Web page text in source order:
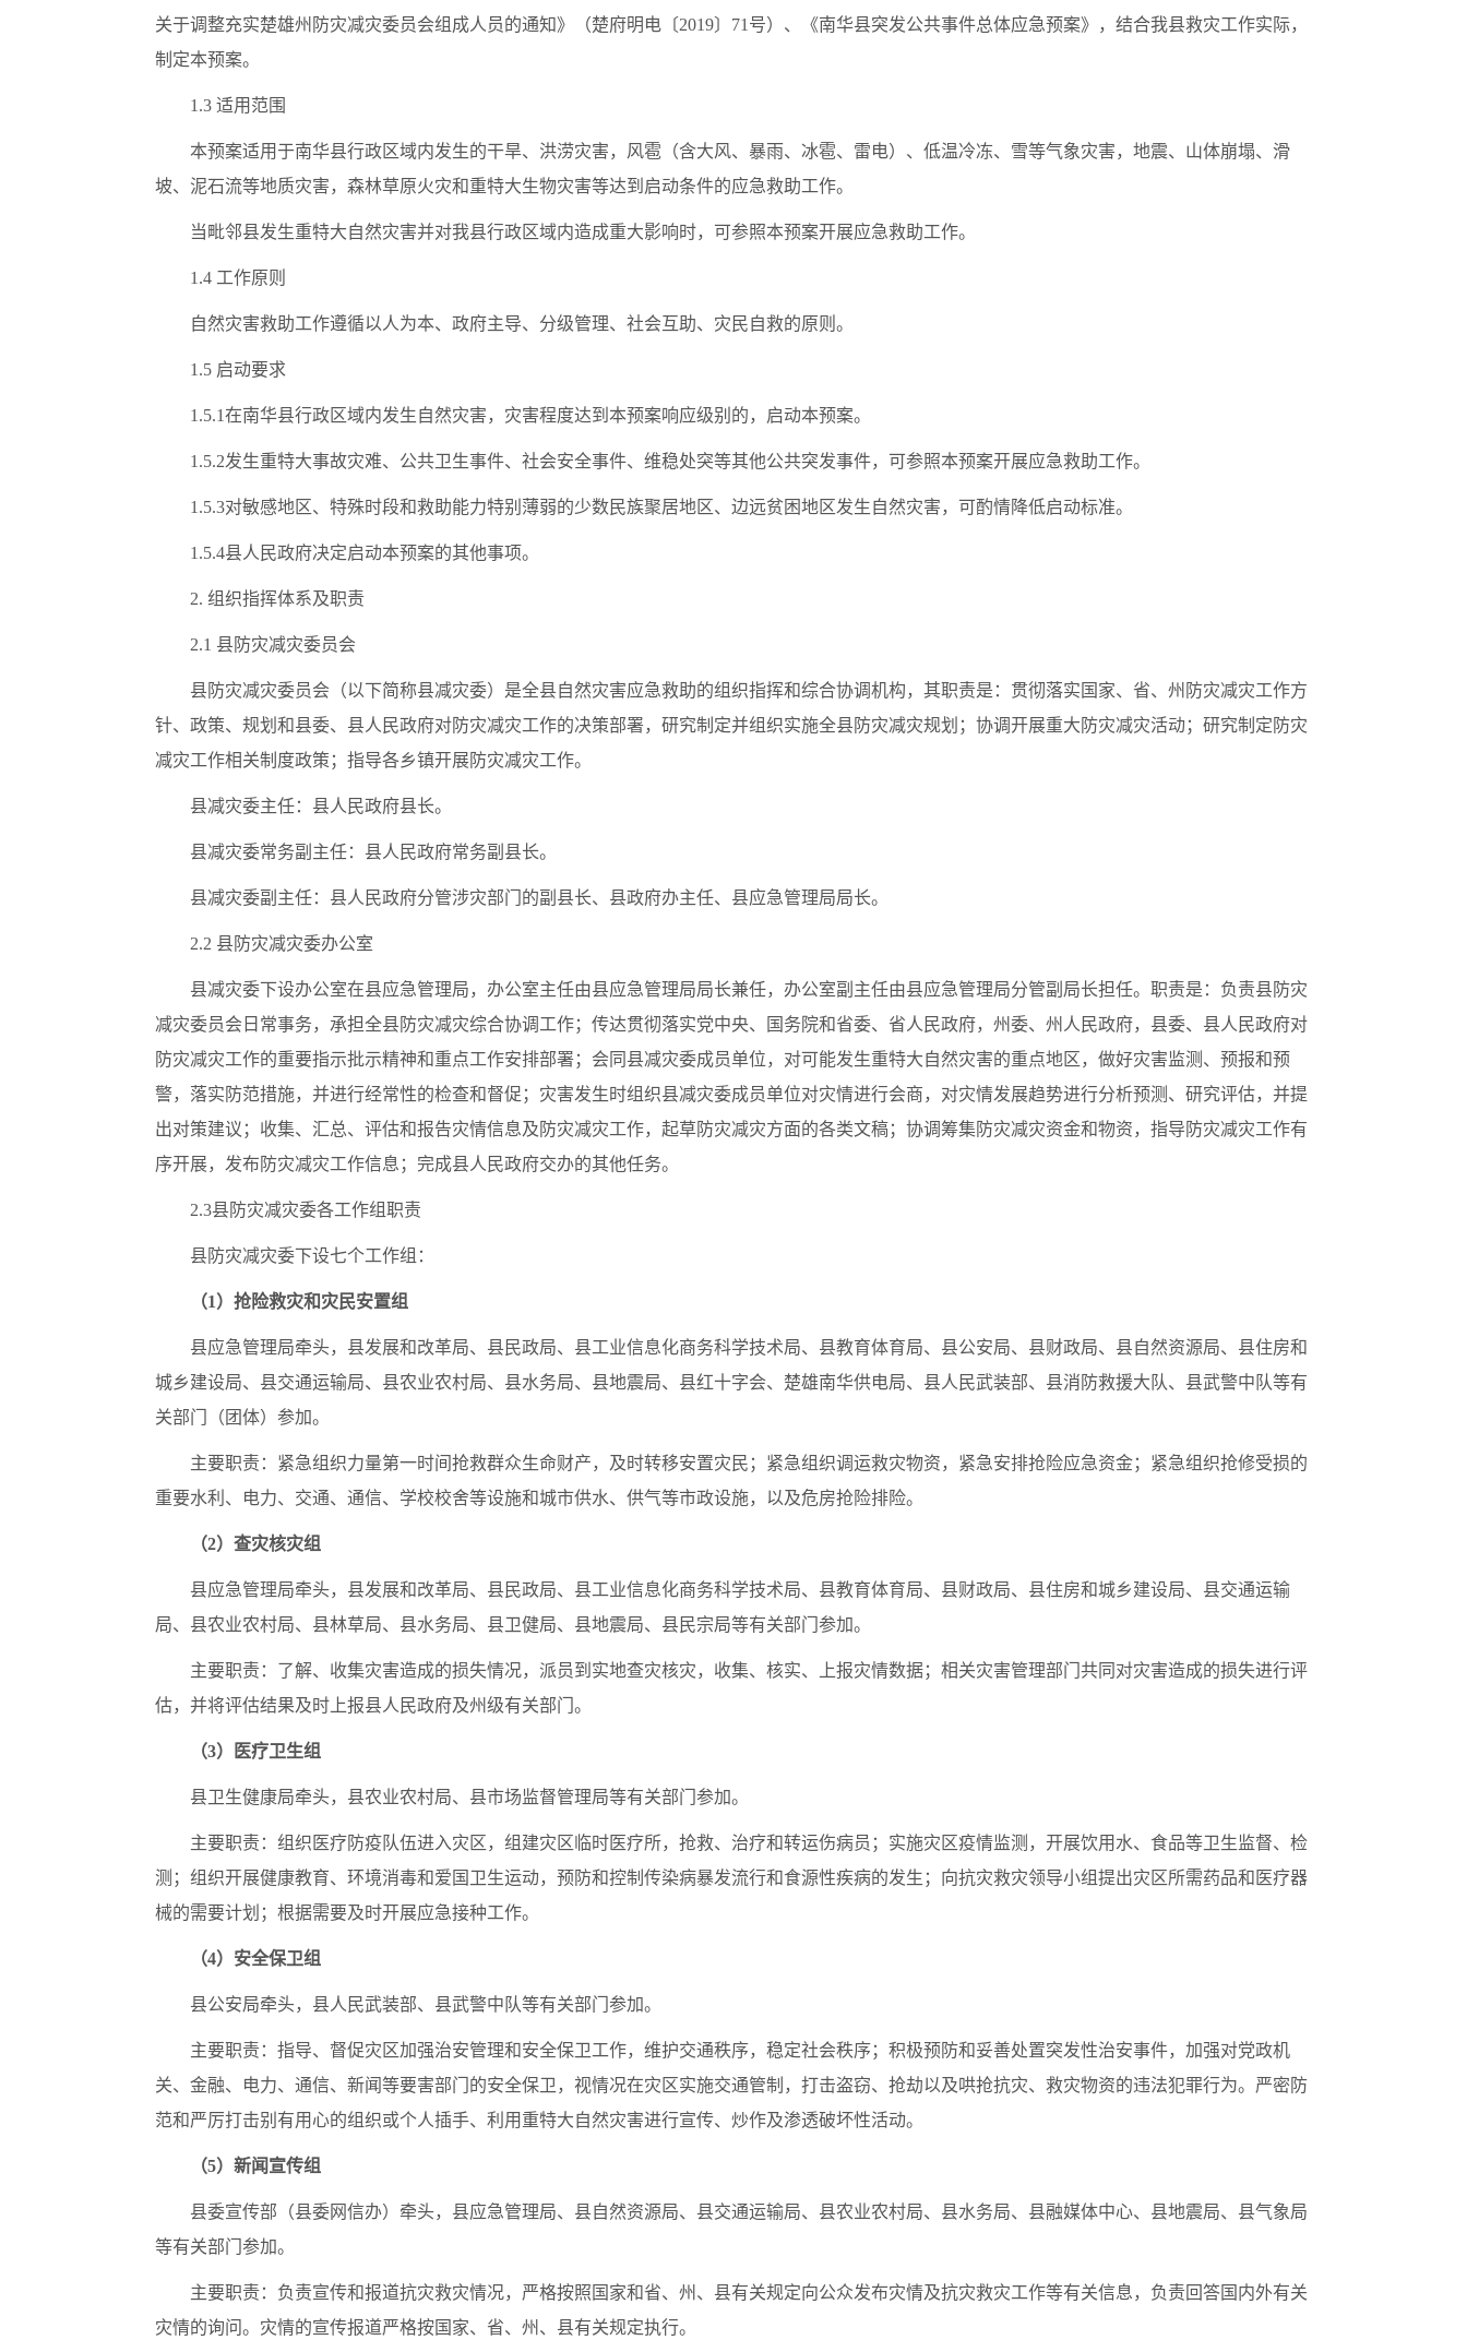
关于调整充实楚雄州防灾减灾委员会组成人员的通知》（楚府明电〔2019〕71号）、《南华县突发公共事件总体应急预案》，结合我县救灾工作实际，
制定本预案。
1.3 适用范围
本预案适用于南华县行政区域内发生的干旱、洪涝灾害，风雹（含大风、暴雨、冰雹、雷电）、低温冷冻、雪等气象灾害，地震、山体崩塌、滑
坡、泥石流等地质灾害，森林草原火灾和重特大生物灾害等达到启动条件的应急救助工作。
当毗邻县发生重特大自然灾害并对我县行政区域内造成重大影响时，可参照本预案开展应急救助工作。
1.4 工作原则
自然灾害救助工作遵循以人为本、政府主导、分级管理、社会互助、灾民自救的原则。
1.5 启动要求
1.5.1在南华县行政区域内发生自然灾害，灾害程度达到本预案响应级别的，启动本预案。
1.5.2发生重特大事故灾难、公共卫生事件、社会安全事件、维稳处突等其他公共突发事件，可参照本预案开展应急救助工作。
1.5.3对敏感地区、特殊时段和救助能力特别薄弱的少数民族聚居地区、边远贫困地区发生自然灾害，可酌情降低启动标准。
1.5.4县人民政府决定启动本预案的其他事项。
2. 组织指挥体系及职责
2.1 县防灾减灾委员会
县防灾减灾委员会（以下简称县减灾委）是全县自然灾害应急救助的组织指挥和综合协调机构，其职责是：贯彻落实国家、省、州防灾减灾工作方
针、政策、规划和县委、县人民政府对防灾减灾工作的决策部署，研究制定并组织实施全县防灾减灾规划；协调开展重大防灾减灾活动；研究制定防灾
减灾工作相关制度政策；指导各乡镇开展防灾减灾工作。
县减灾委主任：县人民政府县长。
县减灾委常务副主任：县人民政府常务副县长。
县减灾委副主任：县人民政府分管涉灾部门的副县长、县政府办主任、县应急管理局局长。
2.2 县防灾减灾委办公室
县减灾委下设办公室在县应急管理局，办公室主任由县应急管理局局长兼任，办公室副主任由县应急管理局分管副局长担任。职责是：负责县防灾
减灾委员会日常事务，承担全县防灾减灾综合协调工作；传达贯彻落实党中央、国务院和省委、省人民政府，州委、州人民政府，县委、县人民政府对
防灾减灾工作的重要指示批示精神和重点工作安排部署；会同县减灾委成员单位，对可能发生重特大自然灾害的重点地区，做好灾害监测、预报和预
警，落实防范措施，并进行经常性的检查和督促；灾害发生时组织县减灾委成员单位对灾情进行会商，对灾情发展趋势进行分析预测、研究评估，并提
出对策建议；收集、汇总、评估和报告灾情信息及防灾减灾工作，起草防灾减灾方面的各类文稿；协调筹集防灾减灾资金和物资，指导防灾减灾工作有
序开展，发布防灾减灾工作信息；完成县人民政府交办的其他任务。
2.3县防灾减灾委各工作组职责
县防灾减灾委下设七个工作组：
（1）抢险救灾和灾民安置组
县应急管理局牵头，县发展和改革局、县民政局、县工业信息化商务科学技术局、县教育体育局、县公安局、县财政局、县自然资源局、县住房和
城乡建设局、县交通运输局、县农业农村局、县水务局、县地震局、县红十字会、楚雄南华供电局、县人民武装部、县消防救援大队、县武警中队等有
关部门（团体）参加。
主要职责：紧急组织力量第一时间抢救群众生命财产，及时转移安置灾民；紧急组织调运救灾物资，紧急安排抢险应急资金；紧急组织抢修受损的
重要水利、电力、交通、通信、学校校舍等设施和城市供水、供气等市政设施，以及危房抢险排险。
（2）查灾核灾组
县应急管理局牵头，县发展和改革局、县民政局、县工业信息化商务科学技术局、县教育体育局、县财政局、县住房和城乡建设局、县交通运输
局、县农业农村局、县林草局、县水务局、县卫健局、县地震局、县民宗局等有关部门参加。
主要职责：了解、收集灾害造成的损失情况，派员到实地查灾核灾，收集、核实、上报灾情数据；相关灾害管理部门共同对灾害造成的损失进行评
估，并将评估结果及时上报县人民政府及州级有关部门。
（3）医疗卫生组
县卫生健康局牵头，县农业农村局、县市场监督管理局等有关部门参加。
主要职责：组织医疗防疫队伍进入灾区，组建灾区临时医疗所，抢救、治疗和转运伤病员；实施灾区疫情监测，开展饮用水、食品等卫生监督、检
测；组织开展健康教育、环境消毒和爱国卫生运动，预防和控制传染病暴发流行和食源性疾病的发生；向抗灾救灾领导小组提出灾区所需药品和医疗器
械的需要计划；根据需要及时开展应急接种工作。
（4）安全保卫组
县公安局牵头，县人民武装部、县武警中队等有关部门参加。
主要职责：指导、督促灾区加强治安管理和安全保卫工作，维护交通秩序，稳定社会秩序；积极预防和妥善处置突发性治安事件，加强对党政机
关、金融、电力、通信、新闻等要害部门的安全保卫，视情况在灾区实施交通管制，打击盗窃、抢劫以及哄抢抗灾、救灾物资的违法犯罪行为。严密防
范和严厉打击别有用心的组织或个人插手、利用重特大自然灾害进行宣传、炒作及渗透破坏性活动。
（5）新闻宣传组
县委宣传部（县委网信办）牵头，县应急管理局、县自然资源局、县交通运输局、县农业农村局、县水务局、县融媒体中心、县地震局、县气象局
等有关部门参加。
主要职责：负责宣传和报道抗灾救灾情况，严格按照国家和省、州、县有关规定向公众发布灾情及抗灾救灾工作等有关信息，负责回答国内外有关
灾情的询问。灾情的宣传报道严格按国家、省、州、县有关规定执行。